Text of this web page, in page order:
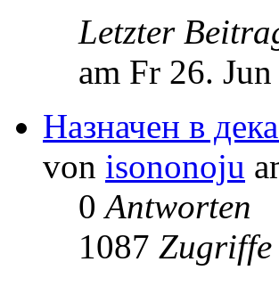
Letzter
am Fr 26.
Назначен в
von isononoju
0Antworten
1087 Zugriffe